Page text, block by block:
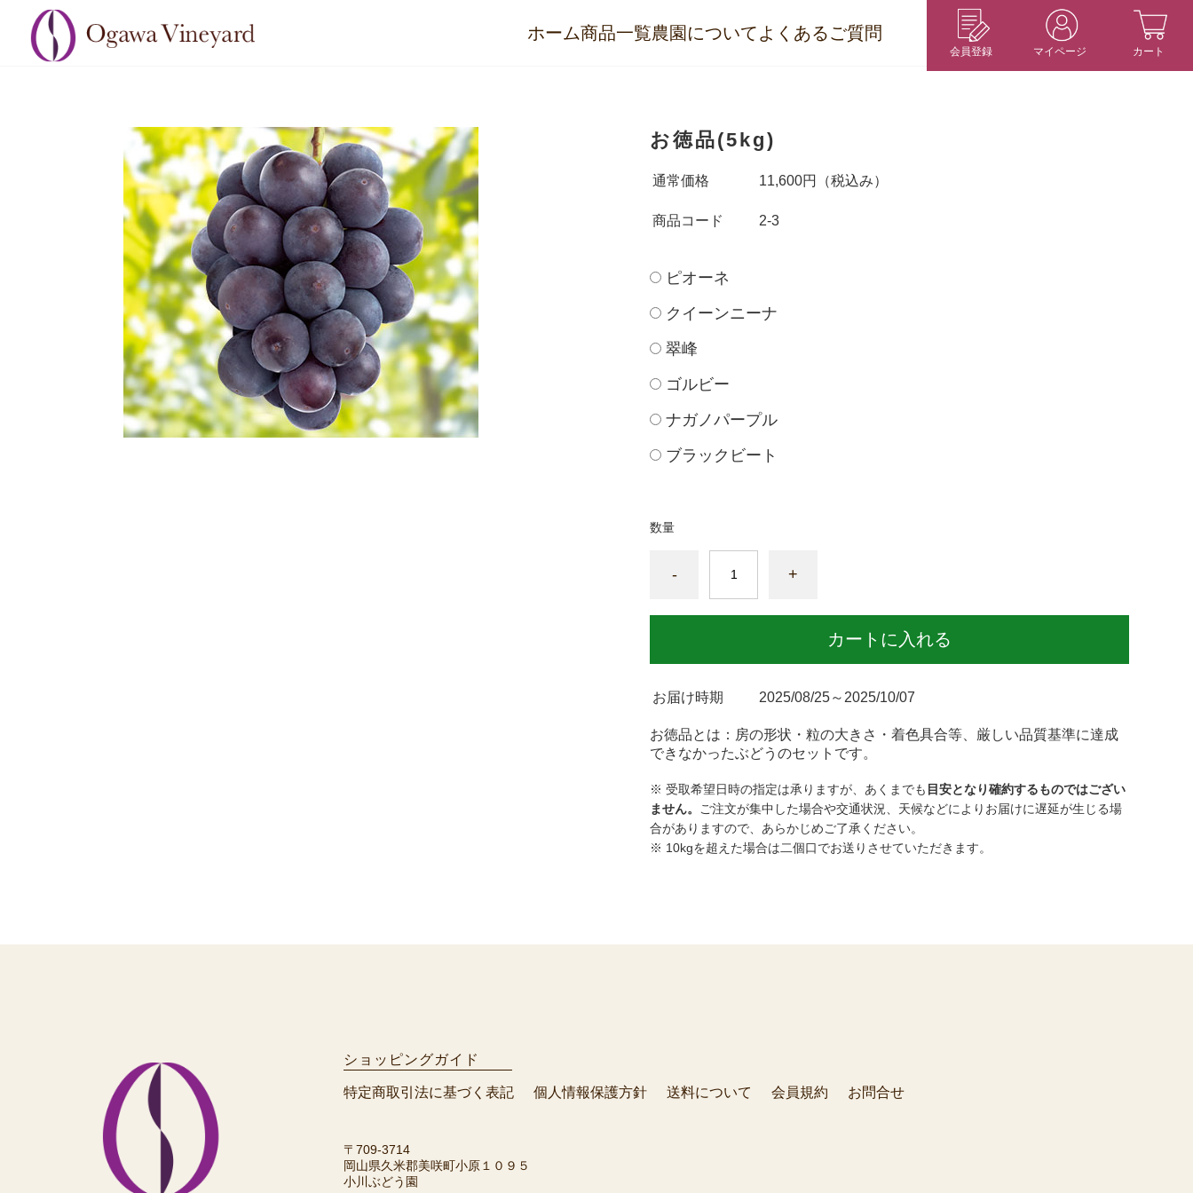
ホーム商品一覧農園についてよくあるご質問
会員登録 マイページ カート
お徳品(5kg)
通常価格 11,600円 （税込み）
商品コード 2-3
ピオーネ
クイーンニーナ
翠峰
ゴルビー
ナガノパープル
ブラックビート
数量
- +
カートに入れる
お届け時期 2025/08/25～2025/10/07
お徳品とは：房の形状・粒の大きさ・着色具合等、厳しい品質基準に達成
できなかったぶどうのセットです。
※ 受取希望日時の指定は承りますが、あくまでも 目安となり確約するものではござい
ません。
ご注文が集中した場合や交通状況、天候などによりお届けに遅延が生じる場
合がありますので、あらかじめご了承ください。
※ 10kgを超えた場合は二個口でお送りさせていただきます。
ショッピングガイド
特定商取引法に基づく表記 個人情報保護方針 送料について 会員規約 お問合せ
〒709-3714
岡山県久米郡美咲町小原１０９５
小川ぶどう園